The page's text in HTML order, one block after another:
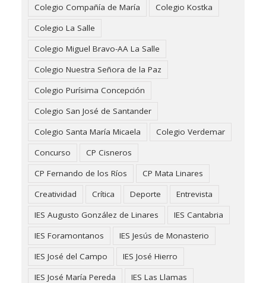
Colegio Compañía de María
Colegio Kostka
Colegio La Salle
Colegio Miguel Bravo-AA La Salle
Colegio Nuestra Señora de la Paz
Colegio Purísima Concepción
Colegio San José de Santander
Colegio Santa María Micaela
Colegio Verdemar
Concurso
CP Cisneros
CP Fernando de los Ríos
CP Mata Linares
Creatividad
Crítica Deporte
Entrevista
IES Augusto González de Linares
IES Cantabria
IES Foramontanos
IES Jesús de Monasterio
IES José del Campo
IES José Hierro
IES José María Pereda
IES Las Llamas